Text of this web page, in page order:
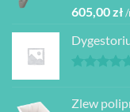
Oceniono
na 5
605,00zł/
Zlew